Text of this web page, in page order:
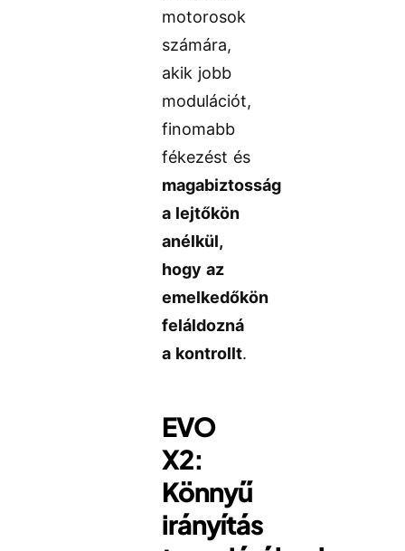
motorosok
számára,
akik jobb
modulációt,
finomabb
fékezést és
magabiztosság
a lejtőkön
anélkül,
hogy az
emelkedőkön
feláldozná
a kontrollt.
EVO
X2:
Könnyű
irányítás